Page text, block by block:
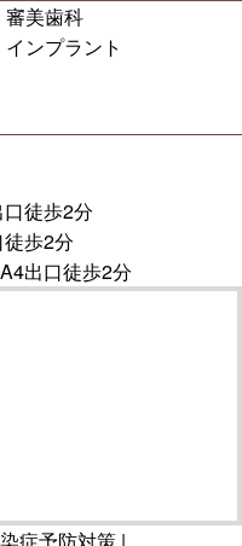
審美歯科
インプラント
徒歩2分
歩2分
出口徒歩2分
症予防対策